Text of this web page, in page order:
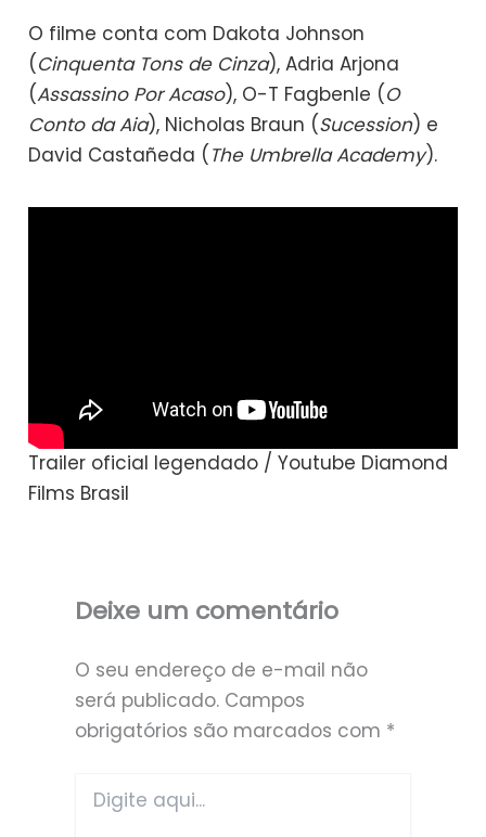
O filme conta com Dakota Johnson
(Cinquenta Tons de Cinza), Adria Arjona
(Assassino Por Acaso), O-T Fagbenle (O
Conto da Aia), Nicholas Braun (Sucession) e
David Castañeda ( The Umbrella Academy).
Trailer oficial legendado / Youtube Diamond
Films Brasil
Deixe um comentário
O seu endereço de e-mail não
será publicado. Campos
obrigatórios são marcados com *
aqui...